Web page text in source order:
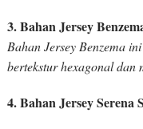
3. Bahan Jersey
Bahan Jersey Benzema
bertekstur hexagonal dan
4. Bahan Jersey Serena